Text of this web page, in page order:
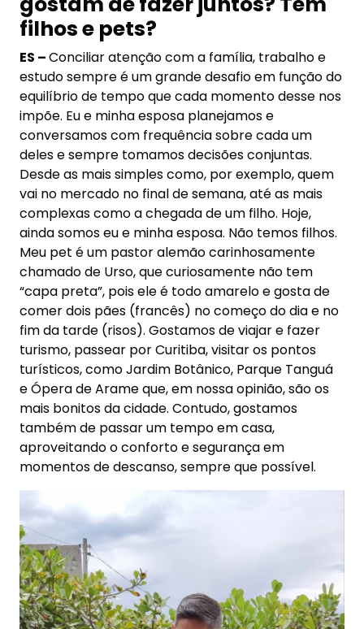
filhos e pets?
ES –Conciliar atenção com a família, trabalho e
estudo sempre é um grande desafio em função do
equilíbrio de tempo que cada momento desse nos
impõe. Eu e minha esposa planejamos e
conversamos com frequência sobre cada um
deles e sempre tomamos decisões conjuntas.
Desde as mais simples como, por exemplo, quem
vai no mercado no final de semana, até as mais
complexas como a chegada de um filho. Hoje,
ainda somos eu e minha esposa. Não temos filhos.
Meu pet é um pastor alemão carinhosamente
chamado de Urso, que curiosamente não tem
“capa preta”, pois ele é todo amarelo e gosta de
comer dois pães (francês) no começo do dia e no
fim da tarde (risos). Gostamos de viajar e fazer
turismo, passear por Curitiba, visitar os pontos
turísticos, como Jardim Botânico, Parque Tanguá
e Ópera de Arame que, em nossa opinião, são os
mais bonitos da cidade. Contudo, gostamos
também de passar um tempo em casa,
aproveitando o conforto e segurança em
momentos de descanso, sempre que possível.